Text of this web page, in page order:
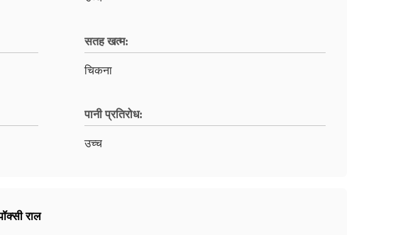
सतह खत्म:
चिकना
पानी प्रतिरोध:
उच्च
राल